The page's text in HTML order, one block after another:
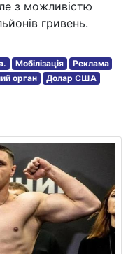
з можливістю
гривень.
Мобілізація
Реклама
орган
Долар США